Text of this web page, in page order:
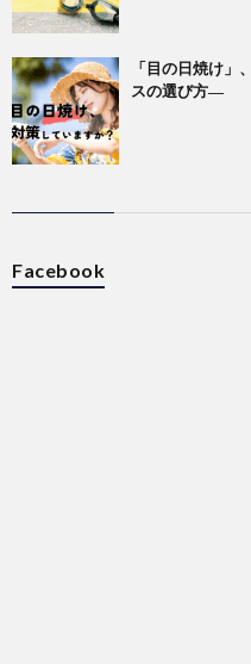
「目の日焼け
スの選び方―
Facebook